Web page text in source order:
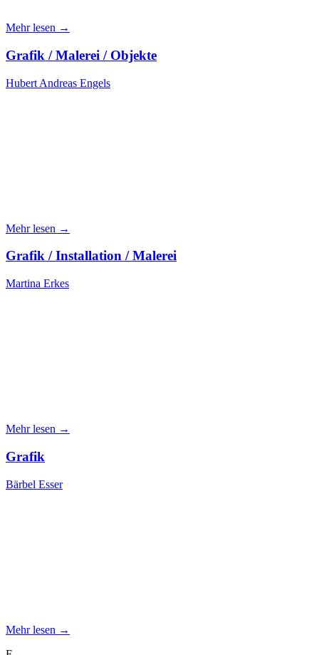
Mehr lesen →
Grafik / Malerei / Objekte
Hubert Andreas Engels
Mehr lesen →
Grafik / Installation / Malerei
Martina Erkes
Mehr lesen →
Grafik
Bärbel Esser
Mehr lesen →